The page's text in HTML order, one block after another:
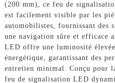
(200 mm), ce feu de
est facilement visible par les
automobilistes, fournissant
une navigation sûre et efficace
LED offre une luminosité
énergétique, garantissant des
entretien minimal. Conçu pour
feu de signalisation LED